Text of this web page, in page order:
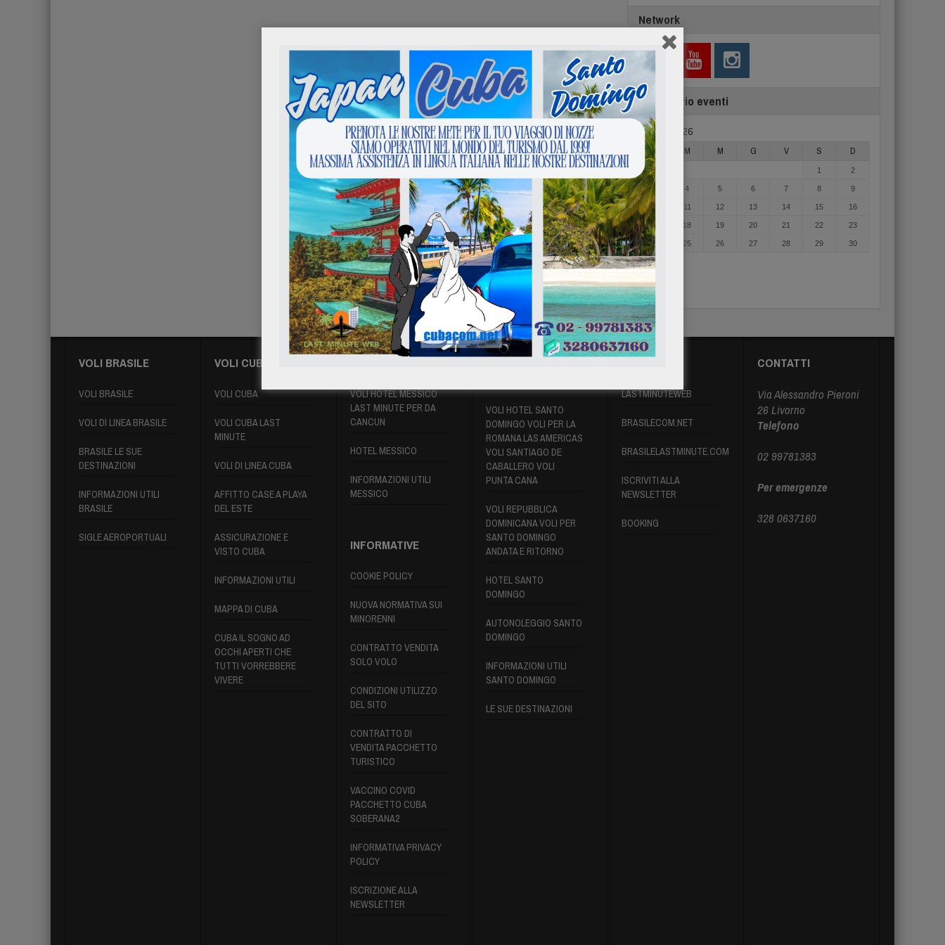
Network
Calendario eventi
Agosto 2026
L M M G V S D
1 2
3 4 5 6 7 8 9
10 11 12 13 14 15 16
17 18 19 20 21 22 23
24 25 26 27 28 29 30
31
« Mag
VOLI BRASILE
VOLI BRASILE
VOLI DI LINEA BRASILE
BRASILE LE SUE
DESTINAZIONI
INFORMAZIONI UTILI
BRASILE
SIGLE AEROPORTUALI
VOLI CUBA
VOLI CUBA
VOLI CUBA LAST
MINUTE
VOLI DI LINEA CUBA
AFFITTO CASE A PLAYA
DEL ESTE
ASSICURAZIONE E
VISTO CUBA
INFORMAZIONI UTILI
MAPPA DI CUBA
CUBA IL SOGNO AD
OCCHI APERTI CHE
TUTTI VORREBBERE
VIVERE
VOLI MESSICO
VOLI HOTEL MESSICO
LAST MINUTE PER DA
CANCUN
HOTEL MESSICO
INFORMAZIONI UTILI
MESSICO
INFORMATIVE
COOKIE POLICY
NUOVA NORMATIVA SUI
MINORENNI
CONTRATTO VENDITA
SOLO VOLO
CONDIZIONI UTILIZZO
DEL SITO
CONTRATTO DI
VENDITA PACCHETTO
TURISTICO
VACCINO COVID
PACCHETTO CUBA
SOBERANA2
INFORMATIVA PRIVACY
POLICY
ISCRIZIONE ALLA
NEWSLETTER
VOLI SANTO
VOLI HOTEL SANTO
DOMINGO VOLI PER LA
ROMANA LAS AMERICAS
VOLI SANTIAGO DE
CABALLERO VOLI
PUNTA CANA
VOLI REPUBBLICA
DOMINICANA VOLI PER
SANTO DOMINGO
ANDATA E RITORNO
HOTEL SANTO
DOMINGO
AUTONOLEGGIO SANTO
DOMINGO
INFORMAZIONI UTILI
SANTO DOMINGO
LE SUE DESTINAZIONI
PARTNER
LASTMINUTEWEB
BRASILECOM.NET
BRASILELASTMINUTE.COM
ISCRIVITI ALLA
NEWSLETTER
BOOKING
CONTATTI
Via Alessandro Pieroni
26 Livorno
Telefono
02 99781383
Per emergenze
328 0637160